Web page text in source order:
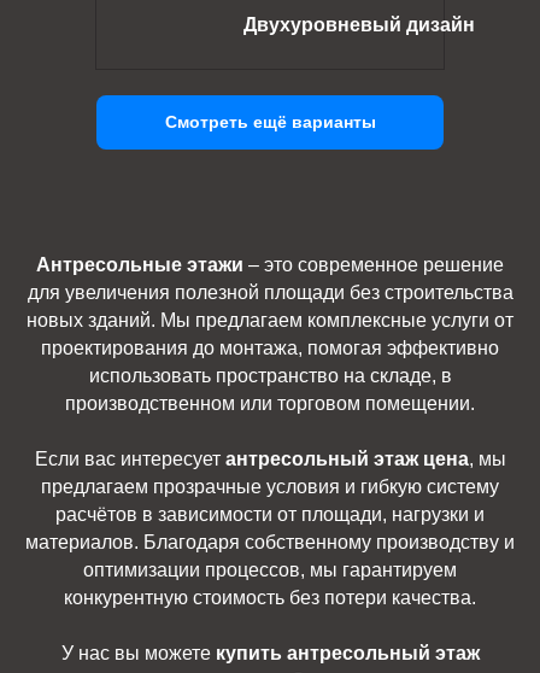
Двухуровневый дизайн
Смотреть ещё варианты
Антресольные этажи – это современное решение
для увеличения полезной площади без строительства
новых зданий. Мы предлагаем комплексные услуги от
проектирования до монтажа, помогая эффективно
использовать пространство на складе, в
производственном или торговом помещении.
Если вас интересует антресольный этаж цена, мы
предлагаем прозрачные условия и гибкую систему
расчётов в зависимости от площади, нагрузки и
материалов. Благодаря собственному производству и
оптимизации процессов, мы гарантируем
конкурентную стоимость без потери качества.
У нас вы можете купить антресольный этаж